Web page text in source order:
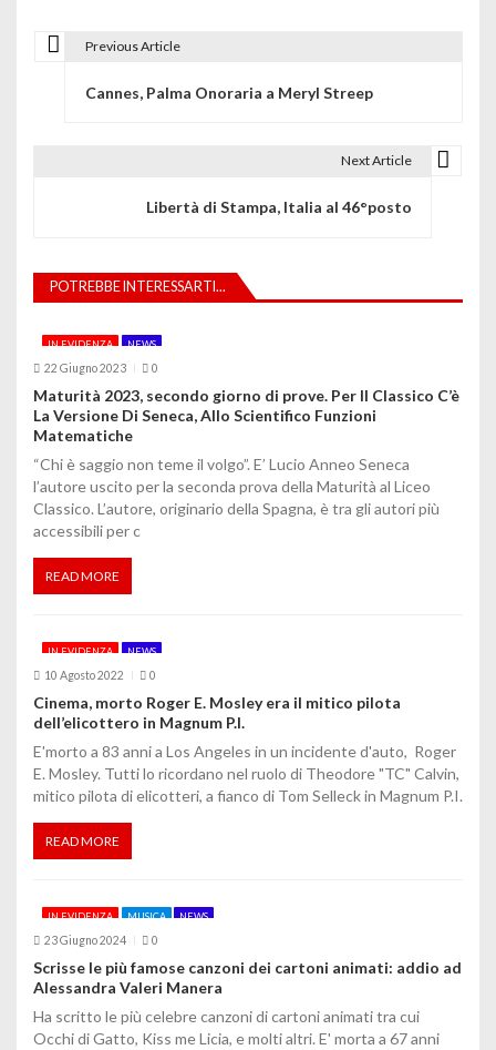
a
z
o
n
e
a
r
c
o
l
i
Previous Article
Cannes, Palma Onoraria a Meryl Streep
Next Article
Libertà di Stampa, Italia al 46°posto
POTREBBE INTERESSARTI...
IN EVIDENZA NEWS
22 Giugno 2023 0
Maturità 2023, secondo giorno di prove. Per Il Classico C’è
La Versione Di Seneca, Allo Scientifico Funzioni
Matematiche
“Chi è saggio non teme il volgo”. E’ Lucio Anneo Seneca
l’autore uscito per la seconda prova della Maturità al Liceo
Classico. L’autore, originario della Spagna, è tra gli autori più
accessibili per c
READ MORE
IN EVIDENZA NEWS
10 Agosto 2022 0
Cinema, morto Roger E. Mosley era il mitico pilota
dell’elicottero in Magnum P.I.
E'morto a 83 anni a Los Angeles in un incidente d'auto, Roger
E. Mosley. Tutti lo ricordano nel ruolo di Theodore "TC" Calvin,
mitico pilota di elicotteri, a fianco di Tom Selleck in Magnum P.I.
READ MORE
IN EVIDENZA MUSICA NEWS
23 Giugno 2024 0
Scrisse le più famose canzoni dei cartoni animati: addio ad
Alessandra Valeri Manera
Ha scritto le più celebre canzoni di cartoni animati tra cui
Occhi di Gatto, Kiss me Licia, e molti altri. E' morta a 67 anni